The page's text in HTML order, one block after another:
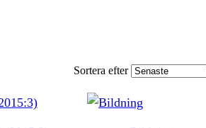
Sortera efter